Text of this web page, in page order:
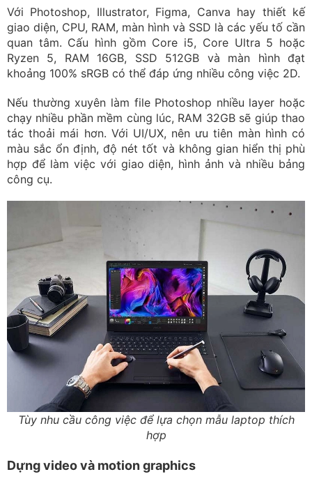
Với Photoshop, Illustrator, Figma, Canva hay thiết kế
giao diện, CPU, RAM, màn hình và SSD là các yếu tố cần
quan tâm. Cấu hình gồm Core i5, Core Ultra 5 hoặc
Ryzen 5, RAM 16GB, SSD 512GB và màn hình đạt
khoảng 100% sRGB có thể đáp ứng nhiều công việc 2D.
Nếu thường xuyên làm file Photoshop nhiều layer hoặc
chạy nhiều phần mềm cùng lúc, RAM 32GB sẽ giúp thao
tác thoải mái hơn. Với UI/UX, nên ưu tiên màn hình có
màu sắc ổn định, độ nét tốt và không gian hiển thị phù
hợp để làm việc với giao diện, hình ảnh và nhiều bảng
công cụ.
Tùy nhu cầu công việc để lựa chọn mẫu laptop thích
hợp
Dựng video và motion graphics